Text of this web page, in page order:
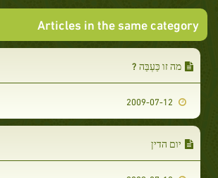
Articles in the same category
מה זו כַּעְבַּה ?
יום הדין